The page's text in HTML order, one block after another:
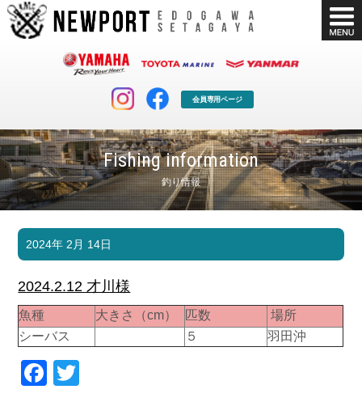
会員専用ページ
Fishing information
釣り情報
マリンクラブ
マリンライフを堪能したい！
ボート販売
ボート免許
長年の実績と信頼！
店舗情報
Shop Info.
公式ブログ
Blog
お問い合わせ
2024年 2月 14日
2024.2.12 才川様
魚種 大きさ（cm） 匹数
場所
シーバス
５ 羽田沖
Facebook